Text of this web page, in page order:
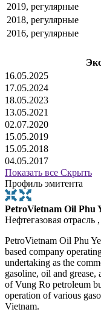
2019, регулярные
2018, регулярные
2016, регулярные
16.05.2025
17.05.2024
18.05.2023
13.05.2021
02.07.2020
15.05.2019
15.05.2018
04.05.2017
Показать все Скрыть
Профиль эмитента
PetroVietnam Oil Phu
Нефтегазовая отрасль
PetroVietnam Oil Phu
based company
undertaking as the
gasoline, oil and grease,
of Vung Ro petroleum
operation of various
Vietnam.